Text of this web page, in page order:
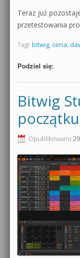
Teraz już
przetestowania
Tagi: bitwig, cena,
Podziel się:
Bitwig
Opublikowano